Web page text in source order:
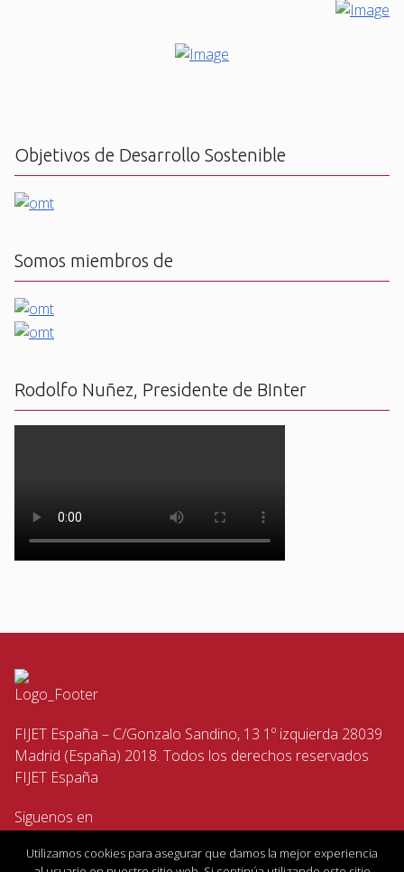
Objetivos de Desarrollo Sostenible
Somos miembros de
Rodolfo Nuñez, Presidente de BInter
FIJET España – C/Gonzalo Sandino, 13 1º izquierda 28039
Madrid (España) 2018. Todos los derechos reservados
FIJET España
Siguenos en
Utilizamos cookies para asegurar que damos la mejor experiencia